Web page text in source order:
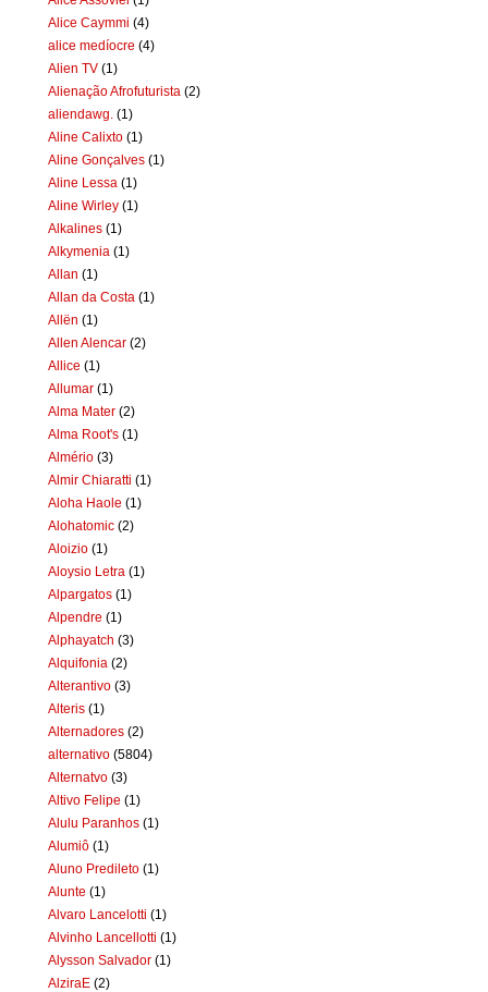
Alice Caymmi (4)
alice medíocre (4)
Alien TV (1)
Alienação Afrofuturista (2)
aliendawg. (1)
Aline Calixto (1)
Aline Gonçalves (1)
Aline Lessa (1)
Aline Wirley (1)
Alkalines (1)
Alkymenia (1)
Allan (1)
Allan da Costa (1)
Allën (1)
Allen Alencar (2)
Allice (1)
Allumar (1)
Alma Mater (2)
Alma Root's (1)
Almério (3)
Almir Chiaratti (1)
Aloha Haole (1)
Alohatomic (2)
Aloizio (1)
Aloysio Letra (1)
Alpargatos (1)
Alpendre (1)
Alphayatch (3)
Alquifonia (2)
Alterantivo (3)
Alteris (1)
Alternadores (2)
alternativo (5804)
Alternatvo (3)
Altivo Felipe (1)
Alulu Paranhos (1)
Alumiô (1)
Aluno Predileto (1)
Alunte (1)
Alvaro Lancelotti (1)
Alvinho Lancellotti (1)
Alysson Salvador (1)
AlziraE (2)